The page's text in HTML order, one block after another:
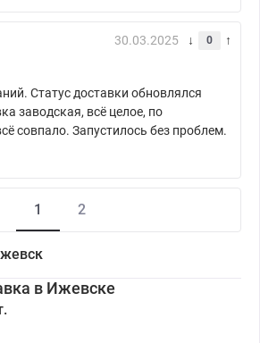
30.03.2025 0
Статус доставки обновлялся
заводская, всё целое, по
совпало. Запустилось без проблем.
1 2
в Ижевске